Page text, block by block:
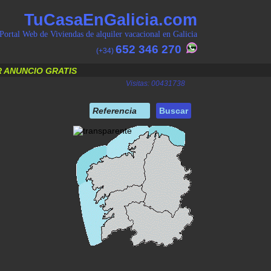
TuCasaEnGalicia.com
Web de Viviendas de alquiler vacacional en Galicia
(+34) 652 346 270
ANUNCIO GRATIS
Visitas: 00431738